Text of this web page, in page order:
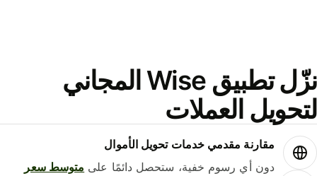
نزّل تطبيق Wise المجاني
العملات
مقارنة مقدمي خدمات تحويل الأموال
دون أي رسوم خفية، ستحصل دائمًا علىمتوسط ​​سعر